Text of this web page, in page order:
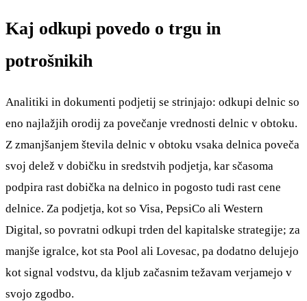
Kaj odkupi povedo o trgu in
potrošnikih
Analitiki in dokumenti podjetij se strinjajo: odkupi delnic so
eno najlažjih orodij za povečanje vrednosti delnic v obtoku.
Z zmanjšanjem števila delnic v obtoku vsaka delnica poveča
svoj delež v dobičku in sredstvih podjetja, kar sčasoma
podpira rast dobička na delnico in pogosto tudi rast cene
delnice. Za podjetja, kot so Visa, PepsiCo ali Western
Digital, so povratni odkupi trden del kapitalske strategije; za
manjše igralce, kot sta Pool ali Lovesac, pa dodatno delujejo
kot signal vodstvu, da kljub začasnim težavam verjamejo v
svojo zgodbo.